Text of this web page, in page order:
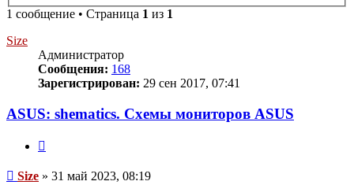
1 сообщение • Страница 1 из 1
Size
Администратор
Сообщения: 168
Зарегистрирован: 29 сен 2017, 07:41
ASUS: shematics. Схемы мониторов ASUS
Сообщение
Size » 31 май 2023, 08:19